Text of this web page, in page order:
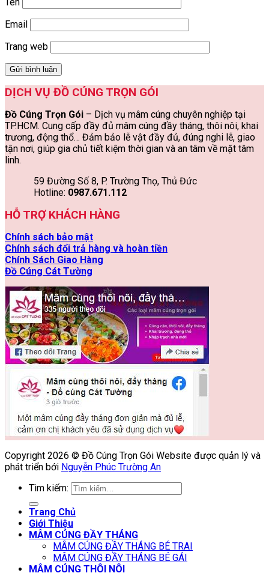
Email
Trang web
DỊCH VỤ ĐỒ CÚNG TRỌN GÓI
Đồ Cúng Trọn Gói – Dịch vụ mâm cúng chuyên nghiệp tại
TP.HCM. Cung cấp đầy đủ mâm cúng đầy tháng, thôi nôi, khai
trương, động thổ… Đảm bảo lễ vật đầy đủ, đúng nghi lễ, giao
tận nơi, giúp gia chủ tiết kiệm thời gian và an tâm về mặt tâm
linh.
59 Đường Số 8, P. Trường Thọ, Thủ Đức
Hotline: 0987.671.112
HỖ TRỢ KHÁCH HÀNG
Chính sách bảo mật
Chính sách đổi trả hàng và hoàn tiền
Chính Sách Giao Hàng
Đồ Cúng Cát Tường
Copyright 2026 © Đồ Cúng Trọn Gói Website được quản lý và
phát triển bới Nguyễn Phúc Trường An
Tìm kiếm:
Trang Chủ
Giới Thiệu
MÂM CÚNG ĐẦY THÁNG
MÂM CÚNG ĐẦY THÁNG BÉ TRAI
MÂM CÚNG ĐẦY THÁNG BÉ GÁI
MÂM CÚNG THÔI NÔI